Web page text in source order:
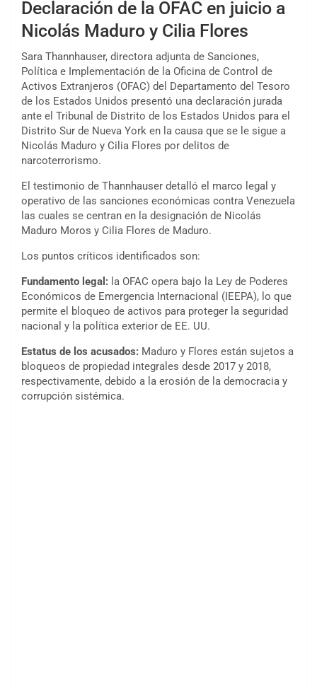
Declaración de la OFAC en juicio a
Nicolás Maduro y Cilia Flores
Sara Thannhauser, directora adjunta de Sanciones,
Política e Implementación de la Oficina de Control de
Activos Extranjeros (OFAC) del Departamento del Tesoro
de los Estados Unidos presentó una declaración jurada
ante el Tribunal de Distrito de los Estados Unidos para el
Distrito Sur de Nueva York en la causa que se le sigue a
Nicolás Maduro y Cilia Flores por delitos de
narcoterrorismo.
El testimonio de Thannhauser detalló el marco legal y
operativo de las sanciones económicas contra Venezuela
las cuales se centran en la designación de Nicolás
Maduro Moros y Cilia Flores de Maduro.
Los puntos críticos identificados son:
Fundamento legal: la OFAC opera bajo la Ley de Poderes
Económicos de Emergencia Internacional (IEEPA), lo que
permite el bloqueo de activos para proteger la seguridad
nacional y la política exterior de EE. UU.
Estatus de los acusados: Maduro y Flores están sujetos a
bloqueos de propiedad integrales desde 2017 y 2018,
respectivamente, debido a la erosión de la democracia y
corrupción sistémica.